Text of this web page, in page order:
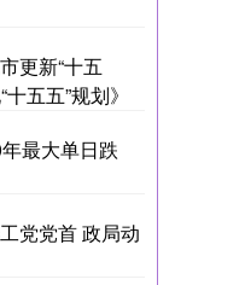
更新“十五
五五”规划》
最大单日跌
党党首 政局动